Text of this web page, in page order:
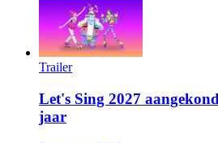
Trailer
Let's Sing 2027
jaar